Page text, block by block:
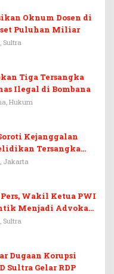
Oknum Dosen di
Puluhan Miliar
Sultra
Tiga Tersangka
Ilegal di Bombana
Hukum
Kejanggalan
Tersangka
Jakarta
Wakil Ketua PWI
Menjadi Advokat
Sultra
Dugaan Korupsi
Sultra Gelar RDP